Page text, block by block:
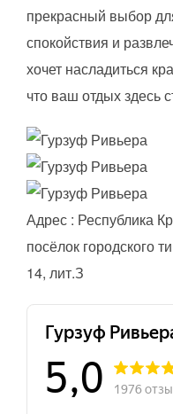
прекрасный выбор
спокойствия и
хочет насладиться
что ваш отдых здесь
Адрес : Республика
посёлок городского
14, лит.З